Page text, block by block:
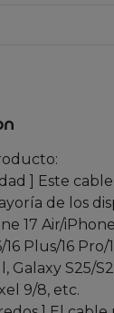
] Este cable
de los
17 Air/
Plus/16 Pro/
Galaxy S25/
9/8, etc.